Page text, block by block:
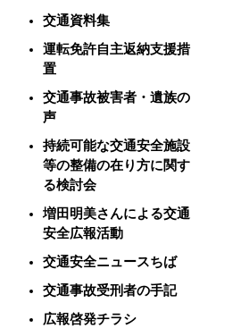
交通資料集
運転免許自主返納支援措
置
交通事故被害者・遺族の
声
持続可能な交通安全施設
等の整備の在り方に関す
る検討会
増田明美さんによる交通
安全広報活動
交通安全ニュースちば
交通事故受刑者の手記
広報啓発チラシ